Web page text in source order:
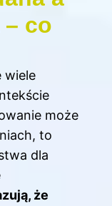
co
wiele
może
to
dla
że